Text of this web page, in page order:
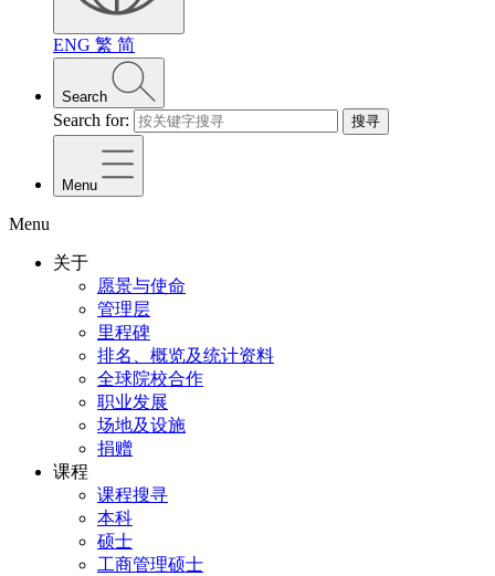
ENG 繁 简
Search
Search for: 搜寻
Menu
Menu
关于
愿景与使命
管理层
里程碑
排名、概览及统计资料
全球院校合作
职业发展
场地及设施
捐赠
课程
课程搜寻
本科
硕士
工商管理硕士